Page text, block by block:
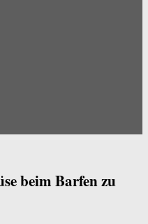
beim Barfen zu